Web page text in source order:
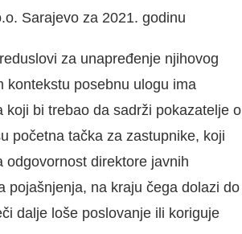
Sarajevo za 2021. godinu
za unapređenje njihovog
kontekstu posebnu ulogu ima
bi trebao da sadrži pokazatelje o
početna tačka za zastupnike, koji
odgovornost direktore javnih
pojašnjenja, na kraju čega dolazi do
dalje loše poslovanje ili koriguje